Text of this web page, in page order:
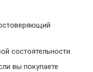
состоятельности.
вы покупаете